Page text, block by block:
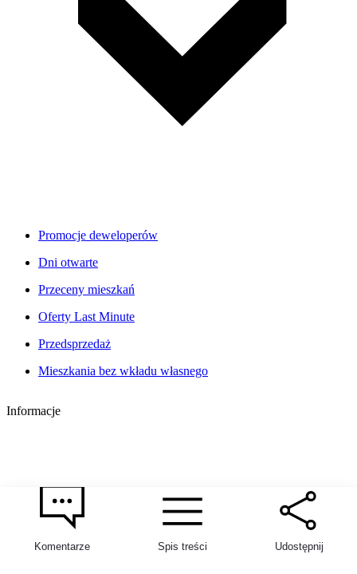
Komentarze Spis treści Udostępnij
Promocje deweloperów
Dni otwarte
Przeceny mieszkań
Oferty Last Minute
Przedsprzedaż
Mieszkania bez wkładu własnego
Informacje